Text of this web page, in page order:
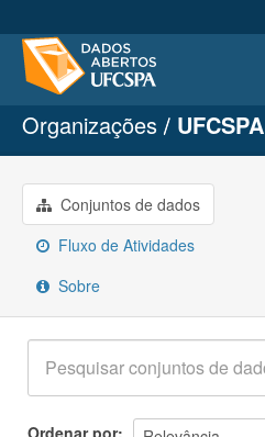
Conjuntos de dados
Organizações
Grupos
Sobre
Organizações UFCSPA
Conjuntos de dados
Fluxo de Atividades
Sobre
Ordenar por